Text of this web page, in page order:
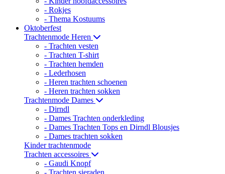
- Rokjes
- Thema Kostuums
Oktoberfest
Trachtenmode Heren
- Trachten vesten
- Trachten T-shirt
- Trachten hemden
- Lederhosen
- Heren trachten schoenen
- Heren trachten sokken
Trachtenmode Dames
- Dirndl
- Dames Trachten onderkleding
- Dames Trachten Tops en Dirndl Blousjes
- Dames trachten sokken
Kinder trachtenmode
Trachten accessoires
- Gaudi Knopf
- Trachten sieraden